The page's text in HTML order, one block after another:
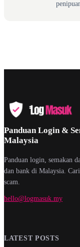
Panduan Login &
Malaysia
Panduan login, semakan
dan bank di Malaysia.
scam.
hello@logmasuk.my
LATEST POSTS